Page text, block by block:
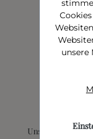
Unsere Produkte
unsere